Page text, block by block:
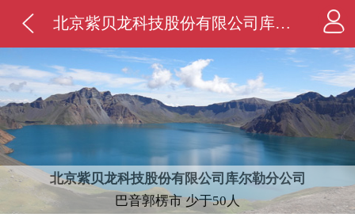
北京紫贝龙科技股份有限公司库尔勒分公司
北京紫贝龙科技股份有限公司库尔勒分公司
巴音郭楞市 少于50人